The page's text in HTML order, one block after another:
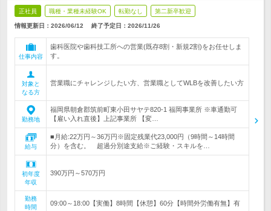
正社員 職種・業種未経験OK 転勤なし 第二新卒歓迎
情報更新日：2026/06/12 終了予定日： 2026/11/26
仕事内容
歯科医院や歯科技工所への営業(既存8割・新規2割)をお任せしま
す。
対象と
なる方
営業職にチャレンジしたい方、営業職としてWLBを改善したい方
勤務地
福岡県朝倉郡筑前町東小田サヤテ820-1 福岡事業所 ※車通勤可
【雇い入れ直後】上記事業所 【変…
給与
■月給:22万円～36万円※固定残業代23,000円（9時間～14時間
分）を含む。 超過分別途支給※ご経験・スキルを…
初年度
年収
390万円～570万円
勤務
時間
09:00～18:00【実働】8時間【休憩】60分【時間外労働有無】有